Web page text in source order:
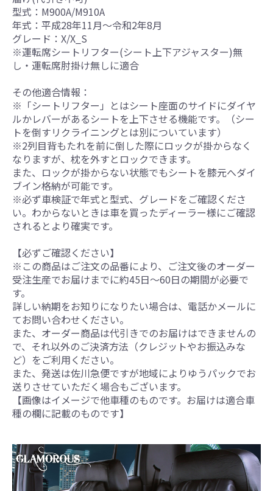
型式：M900A/M910A
年式：平成28年11月～令和2年8月
グレード：X/X_S
※運転席シートリフター(シート上下アジャスター)無
し・運転席肘掛け無しに適合
その他適合情報：
※「シートリフター」とはシート座面のサイドにダイヤ
ルかレバーがあるシートを上下させる機能です。（シー
トを倒すリクライニングとは別についています）
※2列目背もたれを前に倒した際にロックが掛からなく
なりますが、枕を外すとロックできます。
また、ロックが掛からない状態でもシートを膝元へダイ
ブイン格納が可能です。
※必ず車検証で年式と型式、グレードをご確認くださ
い。わからないときは車を買ったディーラー様にご確認
されるとより確実です。
【必ずご確認ください】
※この商品はご注文の品番により、ご注文後のオーダー
受注生産でお届けまでに約45日～60日の期間が必要で
す。
詳しい納期をお知りになりたい場合は、電話かメールに
てお問い合わせください。
また、オーダー商品は代引きでのお届けはできませんの
で、それ以外のご決済方法（クレジットやお振込みな
ど）をご利用ください。
また、発送は佐川急便ですが地域によりゆうパックでお
送りさせていただく場合もございます。
【画像はイメージで他車種のものです。お届けは適合車
種の欄に記載のものです】